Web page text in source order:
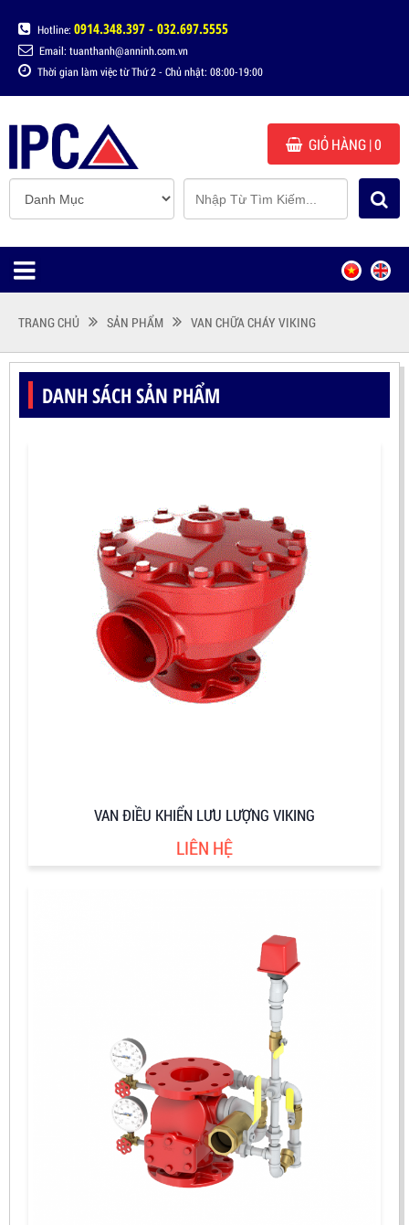
Hotline: 0914.348.397 - 032.697.5555
Email: tuanthanh@anninh.com.vn
Thời gian làm việc từ Thứ 2 - Chủ nhật: 08:00-19:00
GIỎ HÀNG| 0
TRANG CHỦ SẢN PHẨM VAN CHỮA CHÁY VIKING
DANH SÁCH SẢN PHẨM
VAN ĐIỀU KHIỂN LƯU LƯỢNG VIKING
LIÊN HỆ